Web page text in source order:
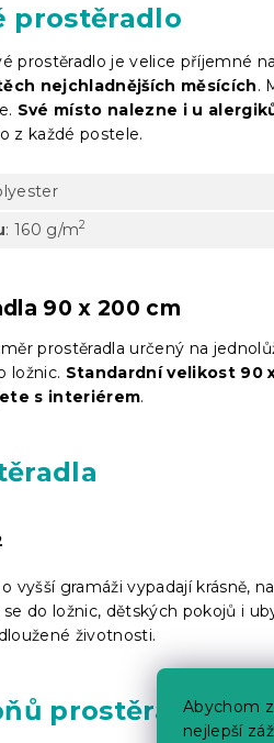
Abychom
nejlepší
prostěradlo
prostěradlo je velice příjemné
nejchladnějších měsících.
Své místo nalezne i u
z každé postele.
: 160 g/m2
90 x 200 cm
prostěradla určený na
ložnic. Standardní velikost 90
s interiérem.
vyšší gramáži vypadají krásně,
do ložnic, dětských pokojů i
životnosti.
prostěradlo